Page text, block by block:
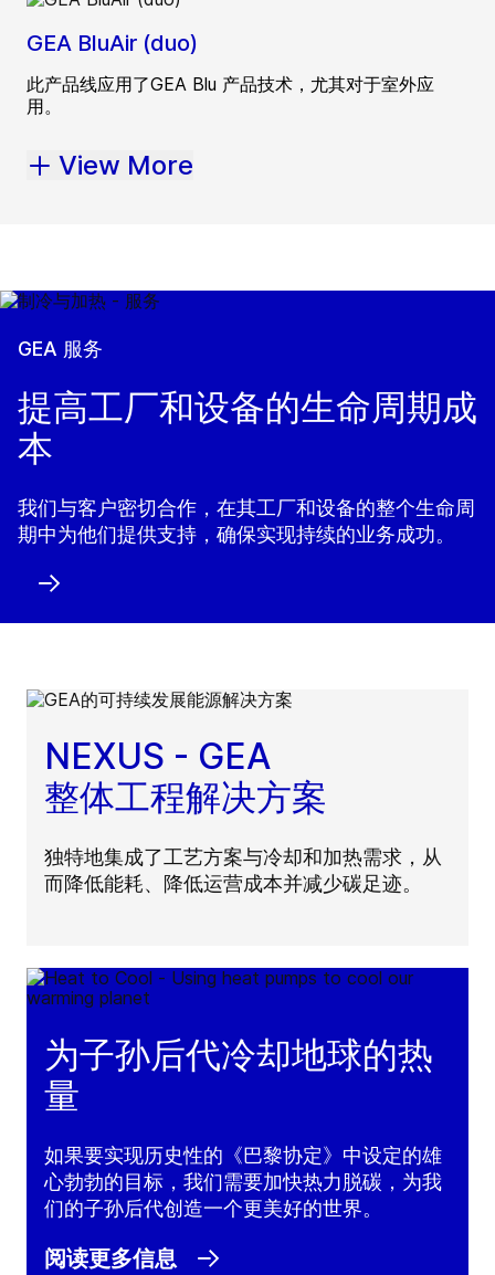
GEA BluAir (duo)
此产品线应用了GEA Blu 产品技术，尤其对于室外应
用。
View More
GEA 服务
提高工厂和设备的生命周期成
本
我们与客户密切合作，在其工厂和设备的整个生命周
期中为他们提供支持，确保实现持续的业务成功。
NEXUS - GEA
整体工程解决方案
独特地集成了工艺方案与冷却和加热需求，从
而降低能耗、降低运营成本并减少碳足迹。
为子孙后代冷却地球的热
量
如果要实现历史性的《巴黎协定》中设定的雄
心勃勃的目标，我们需要加快热力脱碳，为我
们的子孙后代创造一个更美好的世界。
阅读更多信息